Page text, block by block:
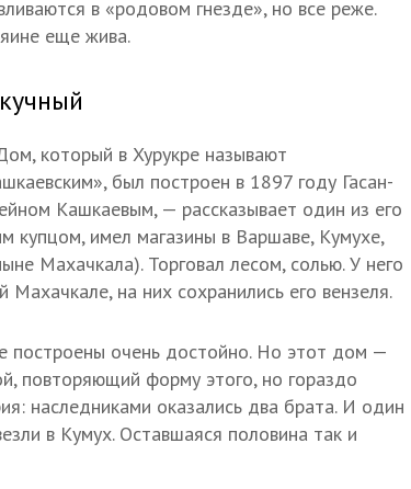
в «родовом гнезде», но все реже.
еще жива.
который в Хурукре называют
был построен в 1897 году Гасан-
Кашкаевым, — рассказывает один из его
купцом, имел магазины в Варшаве, Кумухе,
Махачкала). Торговал лесом, солью. У него
на них сохранились его вензеля.
построены очень достойно. Но этот дом —
повторяющий форму этого, но гораздо
наследниками оказались два брата. И один
в Кумух. Оставшаяся половина так и